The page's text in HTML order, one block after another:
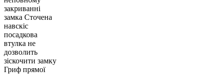
закриванні
замка Сточена
навскіс
посадкова
втулка не
дозволить
зіскочити замку
Гриф прямої